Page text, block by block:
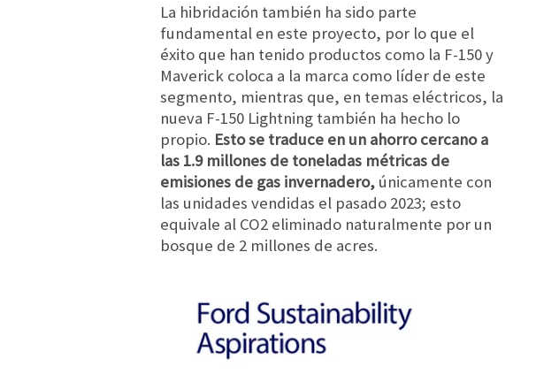
La hibridación también ha sido parte
fundamental en este proyecto, por lo que el
éxito que han tenido productos como la F-150 y
Maverick coloca a la marca como líder de este
segmento, mientras que, en temas eléctricos, la
nueva F-150 Lightning también ha hecho lo
propio. Esto se traduce en un ahorro cercano a
las 1.9 millones de toneladas métricas de
emisiones de gas invernadero, únicamente con
las unidades vendidas el pasado 2023; esto
equivale al CO2 eliminado naturalmente por un
bosque de 2 millones de acres.